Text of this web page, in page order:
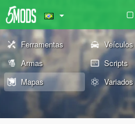
Ferramentas Veículos
Armas
Scripts
Mapas
Variados